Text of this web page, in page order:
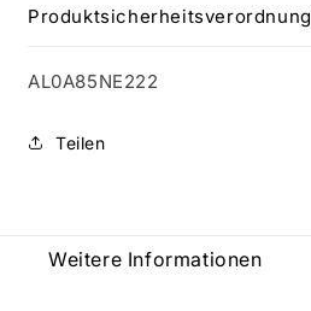
Produktsicherheitsverordnung
SKU:
AL0A85NE222
Teilen
Weitere Informationen